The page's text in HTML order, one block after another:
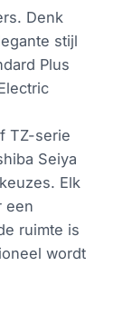
Denk
stijl
Plus
TZ-serie
Seiya
Elk
een
ruimte is
wordt